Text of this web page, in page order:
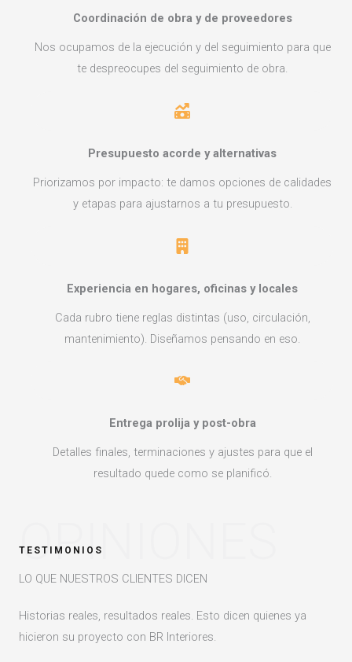
Coordinación de obra y de proveedores
Nos ocupamos de la ejecución y del seguimiento para que
te despreocupes del seguimiento de obra.
Presupuesto acorde y alternativas
Priorizamos por impacto: te damos opciones de calidades
y etapas para ajustarnos a tu presupuesto.
Experiencia en hogares, oficinas y locales
Cada rubro tiene reglas distintas (uso, circulación,
mantenimiento). Diseñamos pensando en eso.
Entrega prolija y post-obra
Detalles finales, terminaciones y ajustes para que el
resultado quede como se planificó.
OPINIONES
TESTIMONIOS
LO QUE NUESTROS CLIENTES DICEN
Historias reales, resultados reales. Esto dicen quienes ya
hicieron su proyecto con BR Interiores.